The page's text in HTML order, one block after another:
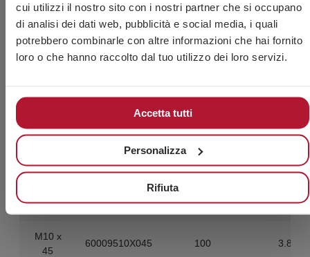
cui utilizzi il nostro sito con i nostri partner che si occupano
di analisi dei dati web, pubblicità e social media, i quali
potrebbero combinarle con altre informazioni che hai fornito
loro o che hanno raccolto dal tuo utilizzo dei loro servizi.
Accetta tutti
Personalizza
Rifiuta
M8 x
150
3.175
M8 x
60009508X160 50 3.5
M8 x
60009510X035 100
40
M10 x
45
60009510X045 100 3.8